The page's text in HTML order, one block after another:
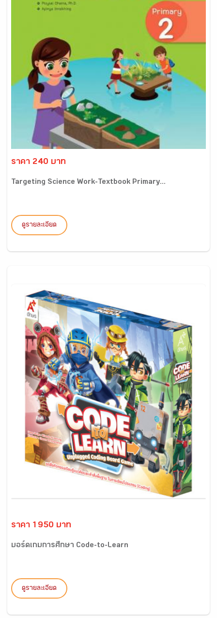
ราคา 240 บาท
Targeting Science Work-Textbook Primary...
ดูรายละเอียด
ราคา 1950 บาท
บอร์ดเกมการศึกษา Code-to-Learn
ดูรายละเอียด